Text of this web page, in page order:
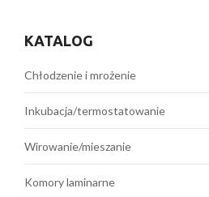
KATALOG
Chłodzenie i mrożenie
Inkubacja/termostatowanie
Wirowanie/mieszanie
Komory laminarne